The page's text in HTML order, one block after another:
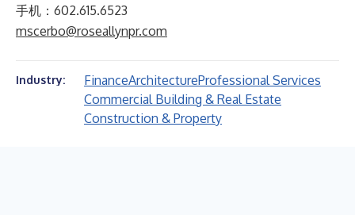
手机：602.615.6523
mscerbo@roseallynpr.com
Industry: FinanceArchitectureProfessional Services
Commercial Building & Real Estate
Construction & Property